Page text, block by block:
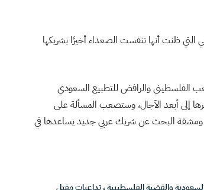
ظنت أنها تنفست الصعداء أخيرًا بشريكها
الفلسطيني والرافض للتطبيع السعودي
إلى أبعد الآجال، وستصعب المسألة على
ومشقة البحث عن شريك عربي جديد يساعدها في
والقضية الفلسطينية،تداعيات مقتل